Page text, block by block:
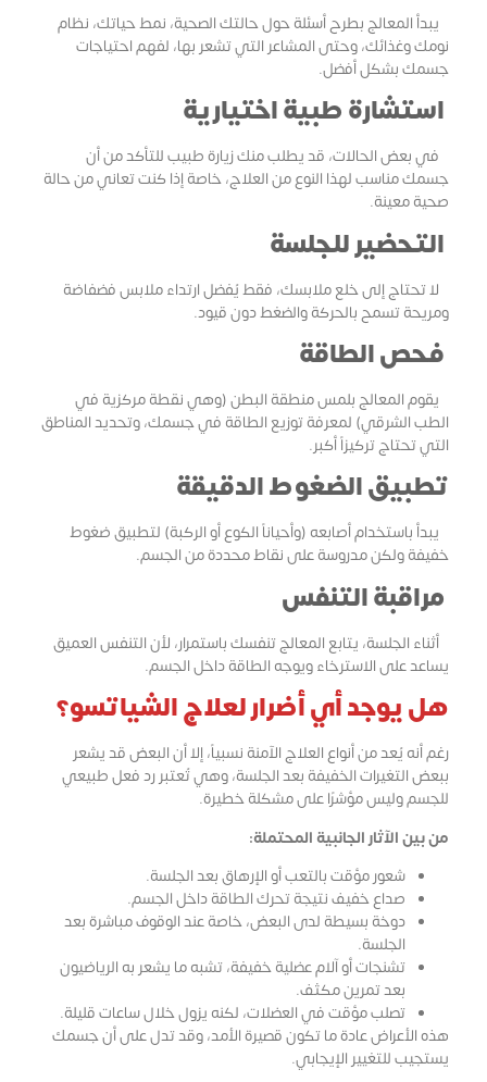
يبدأ المعالج بطرح أسئلة حول حالتك الصحية، نمط حياتك، نظام
نومك وغذائك، وحتى المشاعر التي تشعر بها، لفهم احتياجات
جسمك بشكل أفضل.
استشارة طبية اختيارية
في بعض الحالات، قد يطلب منك زيارة طبيب للتأكد من أن
جسمك مناسب لهذا النوع من العلاج، خاصة إذا كنت تعاني من حالة
صحية معينة.
التحضير للجلسة
لا تحتاج إلى خلع ملابسك، فقط يُفضل ارتداء ملابس فضفاضة
ومريحة تسمح بالحركة والضغط دون قيود.
فحص الطاقة
يقوم المعالج بلمس منطقة البطن (وهي نقطة مركزية في
الطب الشرقي) لمعرفة توزيع الطاقة في جسمك، وتحديد المناطق
التي تحتاج تركيزاً أكبر.
تطبيق الضغوط الدقيقة
يبدأ باستخدام أصابعه (وأحياناً الكوع أو الركبة) لتطبيق ضغوط
خفيفة ولكن مدروسة على نقاط محددة من الجسم.
مراقبة التنفس
أثناء الجلسة، يتابع المعالج تنفسك باستمرار، لأن التنفس العميق
يساعد على الاسترخاء ويوجه الطاقة داخل الجسم.
هل يوجد أي أضرار لعلاج الشياتسو؟
رغم أنه يُعد من أنواع العلاج الآمنة نسبياً، إلا أن البعض قد يشعر
ببعض التغيرات الخفيفة بعد الجلسة، وهي تُعتبر رد فعل طبيعي
للجسم وليس مؤشرًا على مشكلة خطيرة.
من بين الآثار الجانبية المحتملة:
شعور مؤقت بالتعب أو الإرهاق بعد الجلسة.
صداع خفيف نتيجة تحرك الطاقة داخل الجسم.
دوخة بسيطة لدى البعض، خاصة عند الوقوف مباشرة بعد
الجلسة.
تشنجات أو آلام عضلية خفيفة، تشبه ما يشعر به الرياضيون
بعد تمرين مكثف.
تصلب مؤقت في العضلات، لكنه يزول خلال ساعات قليلة.
هذه الأعراض عادة ما تكون قصيرة الأمد، وقد تدل على أن جسمك
يستجيب للتغيير الإيجابي.